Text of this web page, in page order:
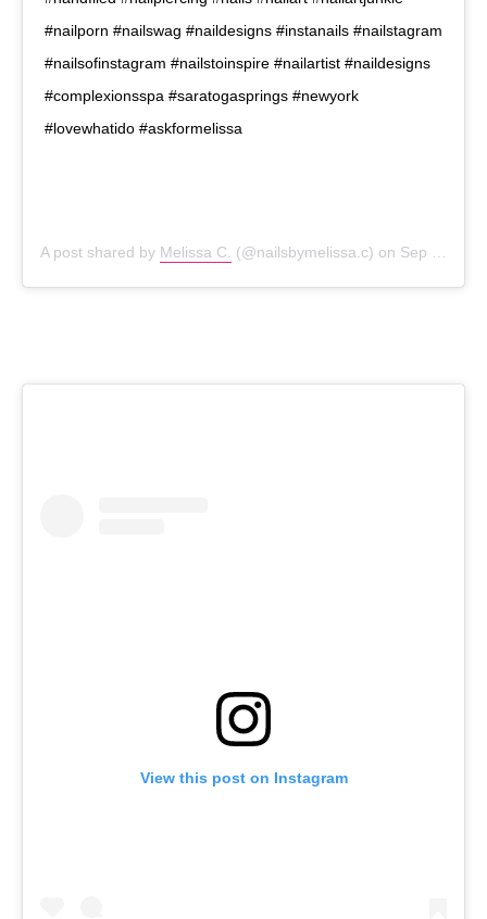
#nailporn #nailswag #naildesigns #instanails #nailstagram
#nailsofinstagram #nailstoinspire #nailartist #naildesigns
#complexionsspa #saratogasprings #newyork
#lovewhatido #askformelissa
A post shared by Melissa C. (@nailsbymelissa.c) on Sep 20, 2020 at 4:18pm PDT
View this post on Instagram